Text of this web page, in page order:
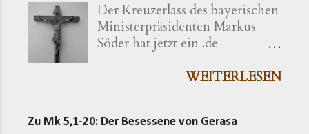
Der Kreuzerlass des bayerischen
Ministerpräsidenten Markus
Söder hat jetzt ein .de
Der Vorgang gibt sich im
erkennen. Die »Ökumenische
WEITERLESEN
Zu Mk 5,1-20: Der Besessene von Gerasa